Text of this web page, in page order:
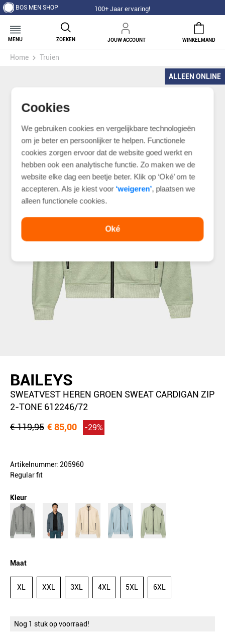
Cookies
We gebruiken cookies en vergelijkbare technologieën
om je beter en persoonlijker te helpen. Functionele
cookies zorgen ervoor dat de website goed werkt en
hebben ook een analytische functie. Zo maken we de
website elke dag een beetje beter. Klik op ‘Oké’ om te
accepteren. Als je kiest voor ‘weigeren’, plaatsen we
alleen functionele cookies.
Oké
BOS MEN SHOP 100+ Jaar ervaring!
MENU ZOEKEN JOUW ACCOUNT WINKELMAND
Home Truien
ALLEEN ONLINE
BAILEYS
SWEATVEST HEREN GROEN SWEAT CARDIGAN ZIP
2-TONE 612246/72
€ 119,95 € 85,00 -29%
Artikelnummer: 205960
Regular fit
Kleur
Maat
XL XXL 3XL 4XL 5XL 6XL
Nog 1 stuk op voorraad!